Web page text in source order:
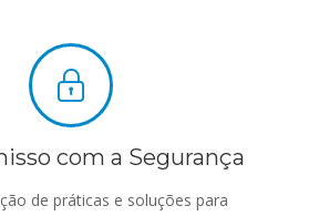
com a Segurança
de práticas e soluções para